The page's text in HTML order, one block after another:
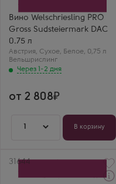
Вино Welschriesling PRO
Gross Sudsteiermark DAC
0.75 л
Австрия, Сухое, Белое, 0,75 л
Вельшрислинг
Через 1-2 дня
Вельшрислинг
Страна
Австрия
Регион
Штирия
от 2 808
1 В корзину
Артикул
31644